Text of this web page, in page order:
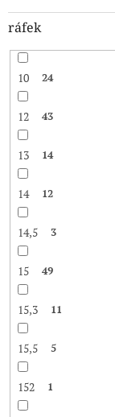
ráfek
10 24
12 43
13 14
14 12
14,5 3
15 49
15,3 11
15,5 5
152 1